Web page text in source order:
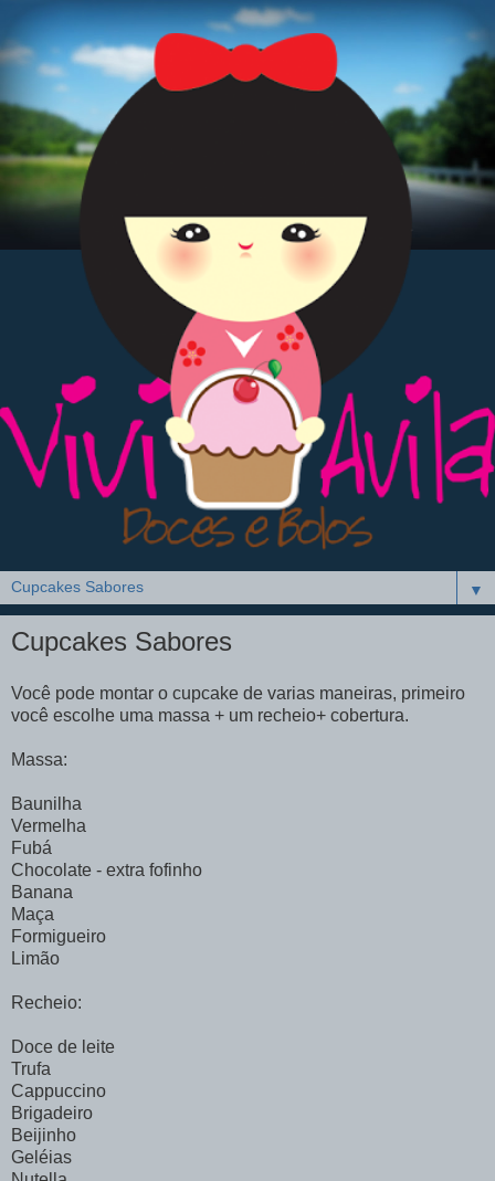
▼
Cupcakes Sabores
Você pode montar o cupcake de varias maneiras, primeiro
você escolhe uma massa + um recheio+ cobertura.
Massa:
Baunilha
Vermelha
Fubá
Chocolate - extra fofinho
Banana
Maça
Formigueiro
Limão
Recheio:
Doce de leite
Trufa
Cappuccino
Brigadeiro
Beijinho
Geléias